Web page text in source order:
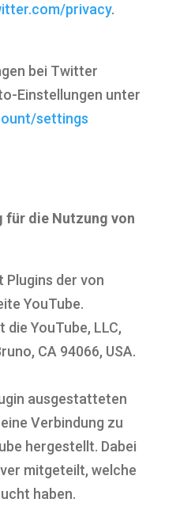
privacy.
bei Twitter
Einstellungen unter
settings
für die Nutzung von
Plugins der von
YouTube.
YouTube, LLC,
CA 94066, USA.
ausgestatteten
Verbindung zu
hergestellt. Dabei
mitgeteilt, welche
haben.